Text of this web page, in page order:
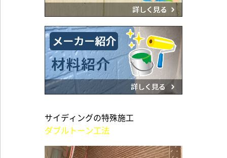
サイディングの特殊施工
ダブルトーン工法